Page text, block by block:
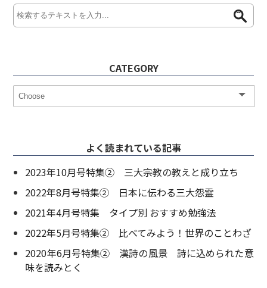
CATEGORY
よく読まれている記事
2023年10月号特集② 三大宗教の教えと成り立ち
2022年8月号特集② 日本に伝わる三大怨霊
2021年4月号特集 タイプ別 おすすめ勉強法
2022年5月号特集② 比べてみよう！世界のことわざ
2020年6月号特集② 漢詩の風景 詩に込められた意
味を読みとく